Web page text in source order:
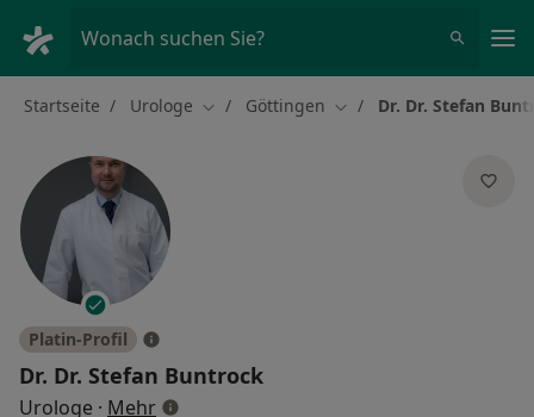
Wonach suchen Sie?
Startseite Urologe Stadt ändern
Göttingen Stadt ändern
Dr. Dr. Stefan
Platin-Profil
Dr. Dr. Stefan Buntrock
Urologe · Mehrüber Spezialisierungen